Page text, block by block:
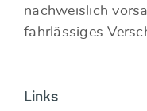
nachweislich
fahrlässiges
Links